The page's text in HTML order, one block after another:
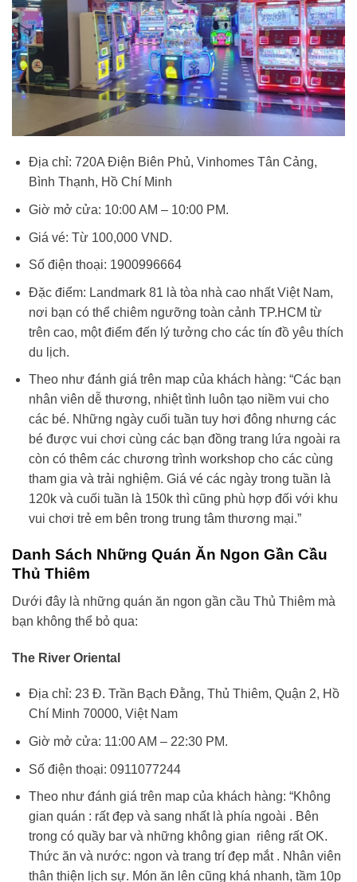
Địa chỉ: 720A Điện Biên Phủ, Vinhomes Tân Cảng,
Bình Thạnh, Hồ Chí Minh
Giờ mở cửa: 10:00 AM – 10:00 PM.
Giá vé: Từ 100,000 VND.
Số điện thoại: 1900996664
Đặc điểm: Landmark 81 là tòa nhà cao nhất Việt Nam,
nơi bạn có thể chiêm ngưỡng toàn cảnh TP.HCM từ
trên cao, một điểm đến lý tưởng cho các tín đồ yêu thích
du lịch.
Theo như đánh giá trên map của khách hàng: “Các bạn
nhân viên dễ thương, nhiệt tình luôn tạo niềm vui cho
các bé. Những ngày cuối tuần tuy hơi đông nhưng các
bé được vui chơi cùng các bạn đồng trang lứa ngoài ra
còn có thêm các chương trình workshop cho các cùng
tham gia và trải nghiệm. Giá vé các ngày trong tuần là
120k và cuối tuần là 150k thì cũng phù hợp đối với khu
vui chơi trẻ em bên trong trung tâm thương mại.”
Danh Sách Những Quán Ăn Ngon Gần Cầu
Thủ Thiêm
Dưới đây là những quán ăn ngon gần cầu Thủ Thiêm mà
bạn không thể bỏ qua:
The River Oriental
Địa chỉ: 23 Đ. Trần Bạch Đằng, Thủ Thiêm, Quận 2, Hồ
Chí Minh 70000, Việt Nam
Giờ mở cửa: 11:00 AM – 22:30 PM.
Số điện thoại: 0911077244
Theo như đánh giá trên map của khách hàng: “Không
gian quán : rất đẹp và sang nhất là phía ngoài . Bên
trong có quầy bar và những không gian riêng rất OK.
Thức ăn và nước: ngon và trang trí đẹp mắt . Nhân viên
thân thiện lịch sự. Món ăn lên cũng khá nhanh, tầm 10p